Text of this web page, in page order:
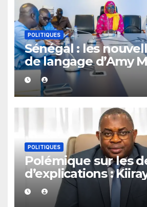
POLITIQUES
Sénégal : les
de langage d’Amy
provoquent des
les réseaux sociaux
POLITIQUES
Polémique sur les
d’explications :
apporte son
Mamadou Lamine